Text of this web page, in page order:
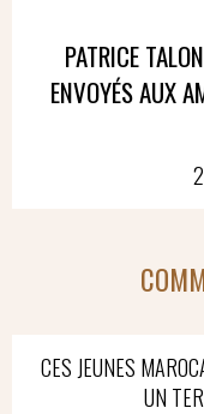
PATRICE
ENVOYÉS AUX
CES JEUNES
UN